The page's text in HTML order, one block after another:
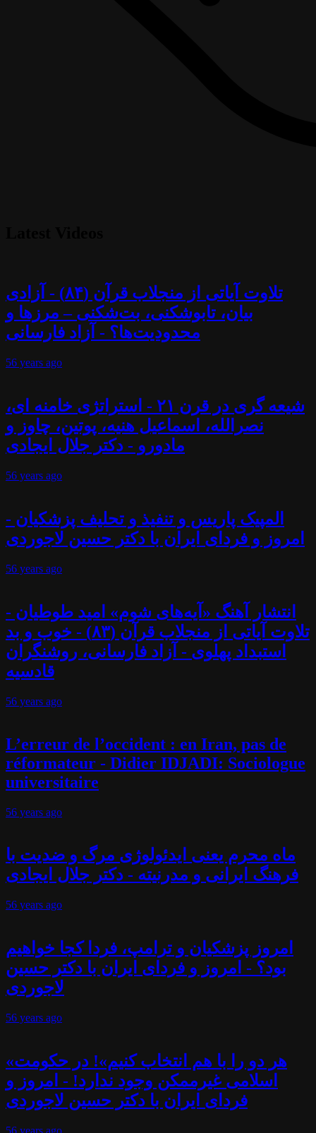
تلاوت آیاتی از منجلاب قرآن (۸۴) - آزادی
بیان، تابوشکنی، بت‌شکنی – مرزها و
محدودیت‌ها؟ - آزاد فارسانی
56 years ago
شیعه گری در قرن ۲۱ - استراتژی خامنه ای،
نصرالله، اسماعیل هنیه، پوتین، چاوز و
مادورو - دکتر جلال ایجادی
56 years ago
المپیک پاریس و تنفیذ و تحلیف پزشکیان -
امروز و فردای ایران با دکتر حسین لاجوردی
56 years ago
انتشار آهنگ «آیه‌های شوم» امید طوطیان -
تلاوت آیاتی از منجلاب قرآن (۸۳) - خوب و بد
استبداد پهلوی - آزاد فارسانی، روشنگران
قادسیه
56 years ago
L’erreur de l’occident : en Iran, pas de
réformateur - Didier IDJADI: Sociologue
universitaire
56 years ago
ماه محرم یعنی ایدئولوژی مرگ و ضدیت با
فرهنگ ایرانی و مدرنیته - دکتر جلال ایجادی
56 years ago
امروز پزشکیان و ترامپ، فردا کجا خواهیم
بود؟ - امروز و فردای ایران با دکتر حسین
لاجوردی
56 years ago
«هر دو را با هم انتخاب کنیم»! در حکومت
اسلامی غیرممکن وجود ندارد! - امروز و
فردای ایران با دکتر حسین لاجوردی
56 years ago